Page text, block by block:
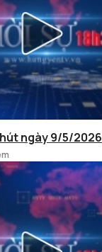
ngày 9/5/2026